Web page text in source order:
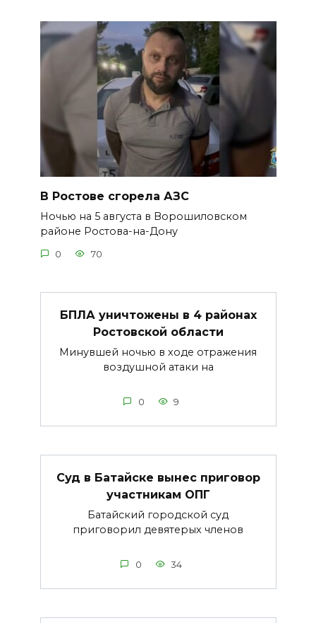
В Ростове сгорела АЗС
Ночью на 5 августа в Ворошиловском
районе Ростова-на-Дону
0 70
БПЛА уничтожены в 4 районах
Ростовской области
Минувшей ночью в ходе отражения
воздушной атаки на
0 9
Суд в Батайске вынес приговор
участникам ОПГ
Батайский городской суд
приговорил девятерых членов
0 34